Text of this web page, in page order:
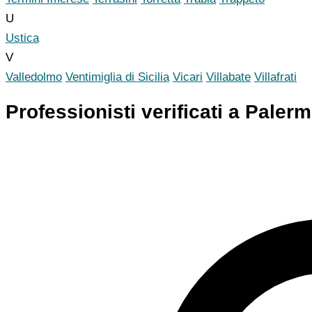
U
Ustica
V
Valledolmo Ventimiglia di Sicilia Vicari Villabate Villafrati
Professionisti verificati a